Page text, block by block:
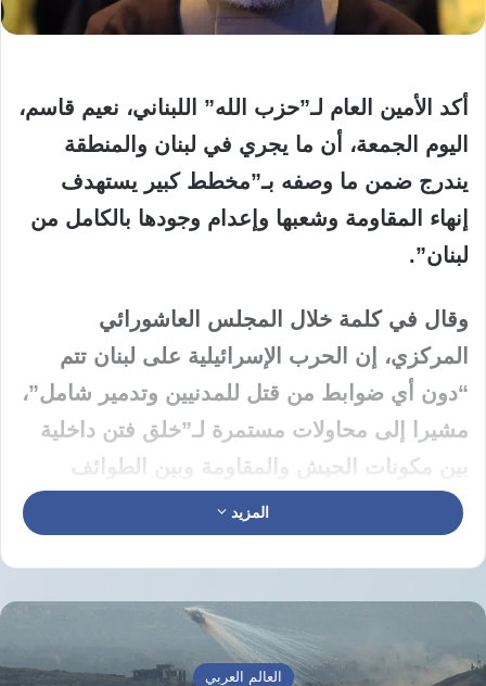
أكد الأمين العام لـ”حزب الله” اللبناني، نعيم قاسم،
اليوم الجمعة، أن ما يجري في لبنان والمنطقة
يندرج ضمن ما وصفه بـ”مخطط كبير يستهدف
إنهاء المقاومة وشعبها وإعدام وجودها بالكامل من
لبنان”.
وقال في كلمة خلال المجلس العاشورائي
المركزي، إن الحرب الإسرائيلية على لبنان تتم
“دون أي ضوابط من قتل للمدنيين وتدمير شامل”،
مشيرا إلى محاولات مستمرة لـ”خلق فتن داخلية
بين مكونات الجيش والمقاومة وبين الطوائف
اللبنانية”، مضيفا أن هذه المحاولات “فشلت حتى
الآن بفضل وعي الداخل اللبناني”.
وأوضح أن المخطط، بحسب تعبيره، يشمل حصارا
عسكريا وسياسيا وماليا، وإغلاق المعابر لمنع
الدعم، ومنع إعادة الإعمار بهدف الضغط على بيئة
المزيد
العالم العربي